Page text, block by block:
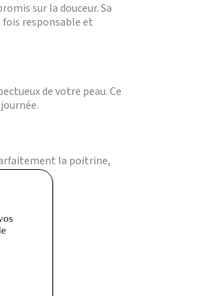
sur la douceur. Sa
responsable et
de votre peau. Ce
la poitrine,